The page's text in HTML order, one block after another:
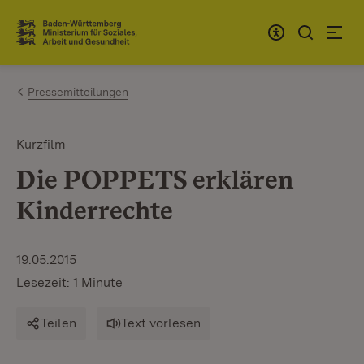
Zum Inhalt springen
Link zur Startseite
Pressemitteilungen
Kurzfilm
Die POPPETS erklären
Kinderrechte
19.05.2015
Lesezeit: 1 Minute
Teilen Text vorlesen